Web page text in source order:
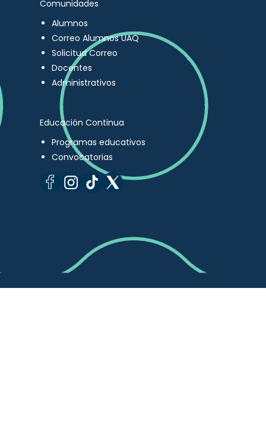
Comunidades
Alumnos
Correo Alumnos UAQ
Solicitud Correo
Docentes
Administrativos
Educación Continua
Programas educativos
Convocatorias